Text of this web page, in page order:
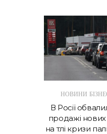
НОВИНИ
В Росії
продажі нових
на тлі кризи